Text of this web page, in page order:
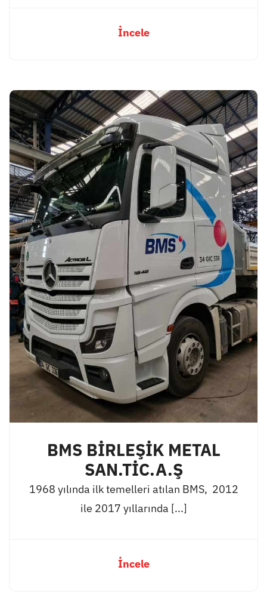
İncele
BMS BİRLEŞİK METAL
SAN.TİC.A.Ş
1968 yılında ilk temelleri atılan BMS, 2012
ile 2017 yıllarında [...]
İncele